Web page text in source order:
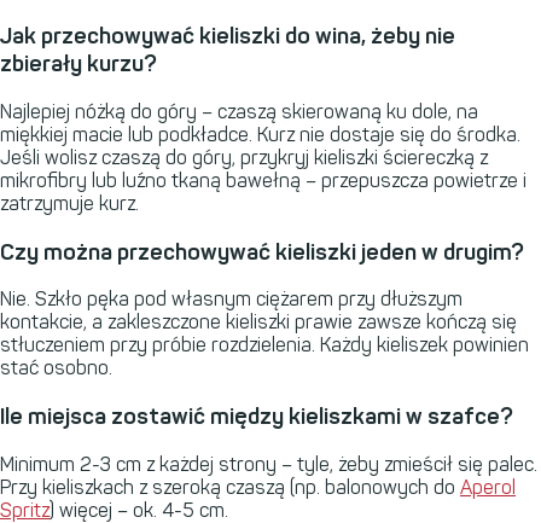
Jak przechowywać kieliszki do wina, żeby nie
zbierały kurzu?
Najlepiej nóżką do góry – czaszą skierowaną ku dole, na
miękkiej macie lub podkładce. Kurz nie dostaje się do środka.
Jeśli wolisz czaszą do góry, przykryj kieliszki ściereczką z
mikrofibry lub luźno tkaną bawełną – przepuszcza powietrze i
zatrzymuje kurz.
Czy można przechowywać kieliszki jeden w drugim?
Nie. Szkło pęka pod własnym ciężarem przy dłuższym
kontakcie, a zakleszczone kieliszki prawie zawsze kończą się
stłuczeniem przy próbie rozdzielenia. Każdy kieliszek powinien
stać osobno.
Ile miejsca zostawić między kieliszkami w szafce?
Minimum 2-3 cm z każdej strony – tyle, żeby zmieścił się palec.
Przy kieliszkach z szeroką czaszą (np. balonowych do Aperol
Spritz) więcej – ok. 4-5 cm.